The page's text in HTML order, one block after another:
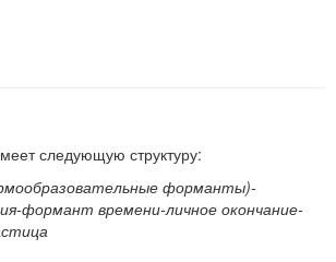
следующую структуру:
форманты)-
формант времени-личное окончание-